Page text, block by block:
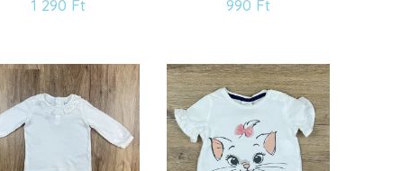
1 290 Ft 990 Ft